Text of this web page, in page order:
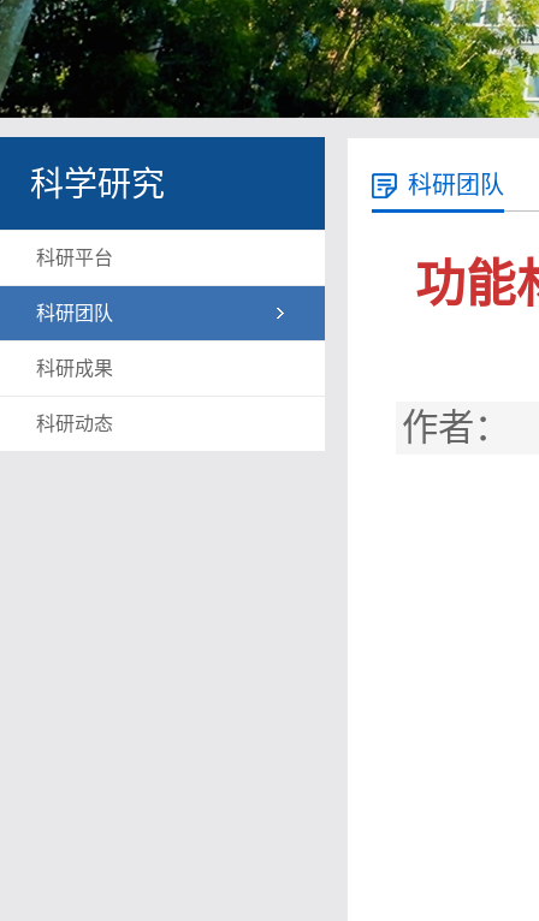
科学研究
科研平台
科研团队
科研成果
科研动态
科研团队
功能
作者：